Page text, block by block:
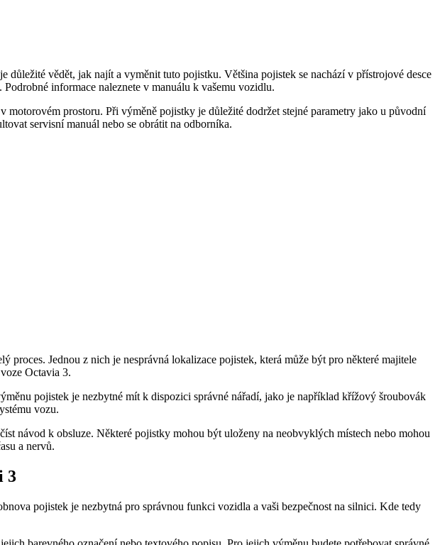
vědět, jak najít a vyměnit tuto pojistku. Většina pojistek se nachází v přístrojové desce
informace naleznete v manuálu k vašemu vozidlu.
prostoru. Při výměně pojistky je důležité dodržet stejné parametry jako u původní
servisní manuál nebo se obrátit na odborníka.
Jednou z nich je nesprávná lokalizace pojistek, která může být pro některé majitele
Octavia 3.
pojistek je nezbytné mít k dispozici správné nářadí, jako je například křížový šroubovák
vozu.
návod k obsluze. Některé pojistky mohou být uloženy na neobvyklých místech nebo mohou
a nervů.
3
pojistek je nezbytná pro správnou funkci vozidla a vaši bezpečnost na silnici. Kde tedy